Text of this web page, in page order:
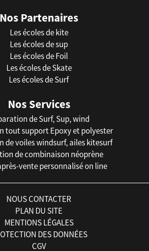
Nos Partenaires
Les écoles de kite
Les écoles de sup
Les écoles de Foil
Les écoles de Skate
Les écoles de Surf
Nos Services
de Surf, Sup, wind
tout support Epoxy et polyester
de voiles windsurf, ailes kitesurf
de combinaison néoprène
vente personnalisé on line
NOUS CONTACTER
PLAN DU SITE
MENTIONS LÉGALES
DES DONNÉES
CGV